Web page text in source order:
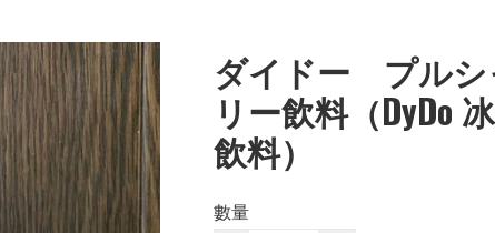
ダイドー プルシ
リー飲料（DyDo
飲料）
數量